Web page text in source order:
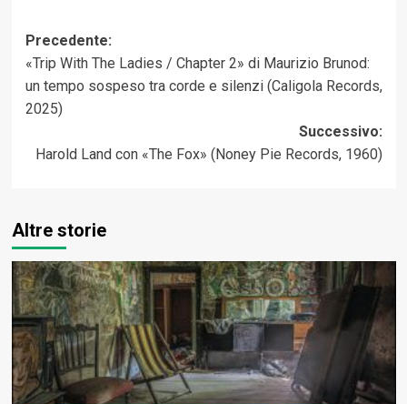
Navigazione
articolo
Precedente:
«Trip With The Ladies / Chapter 2» di Maurizio Brunod:
un tempo sospeso tra corde e silenzi (Caligola Records,
2025)
Successivo:
Harold Land con «The Fox» (Noney Pie Records, 1960)
Altre storie